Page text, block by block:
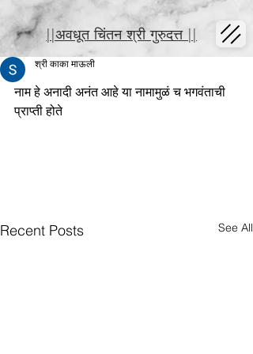
||अवधूत चिंतन श्री गुरुदत्त ||
श्री काका माऊली
नाम हे अनादी अनंत आहे या नामामुळं च भगवंताची
प्राप्ती होते
Recent Posts See All